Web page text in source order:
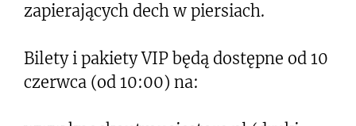
zapierających dech w piersiach.
Bilety i pakiety VIP będą dostępne od 10
czerwca (od 10:00) na: